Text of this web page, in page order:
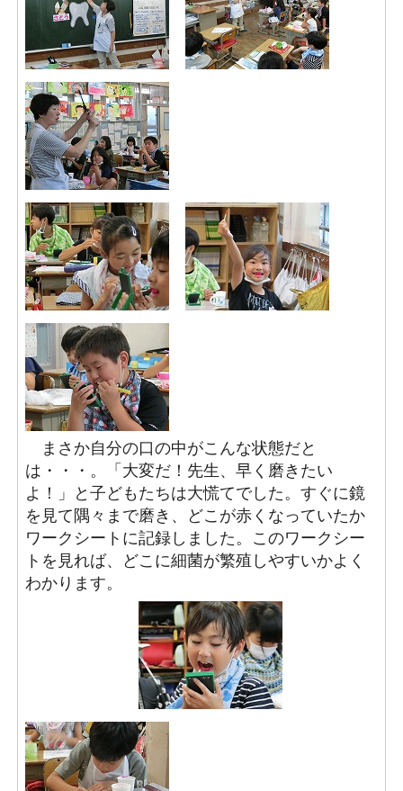
まさか自分の口の中がこんな状態だと
は・・・。「大変だ！先生、早く磨きたい
よ！」と子どもたちは大慌てでした。すぐに鏡
を見て隅々まで磨き、どこが赤くなっていたか
ワークシートに記録しました。このワークシー
トを見れば、どこに細菌が繁殖しやすいかよく
わかります。